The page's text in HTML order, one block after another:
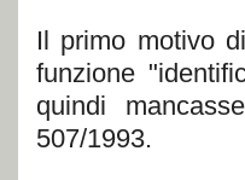
Il primo motivo
funzione
quindi
507/1993.